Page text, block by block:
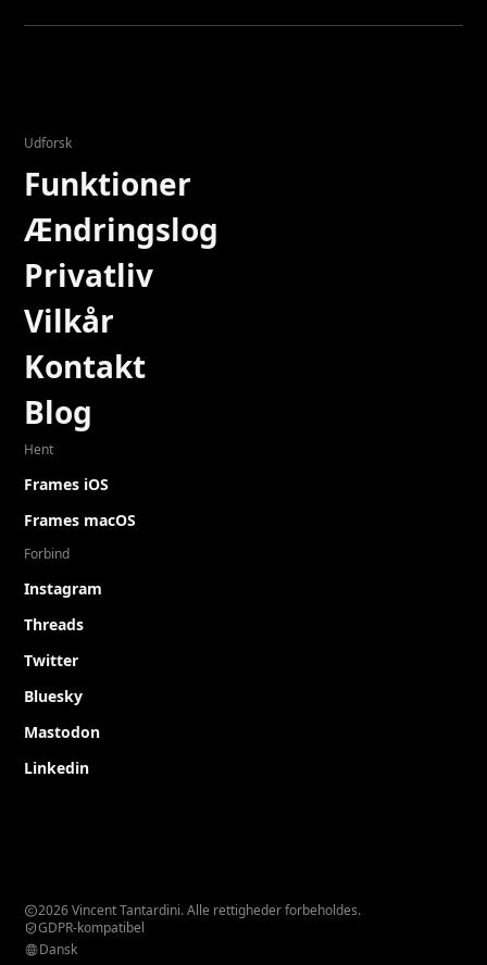
Udforsk
Funktioner
Ændringslog
Privatliv
Vilkår
Kontakt
Blog
Hent
Frames iOS
Frames macOS
Forbind
Instagram
Threads
Twitter
Bluesky
Mastodon
Linkedin
2026 Vincent Tantardini. Alle rettigheder forbeholdes.
GDPR-kompatibel
Dansk